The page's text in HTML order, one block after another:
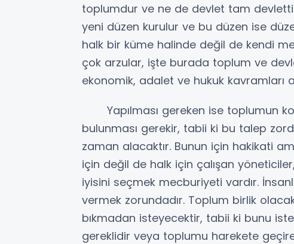
toplumdur ve ne de devlet tam
yeni düzen kurulur ve bu düzen ise
halk bir küme halinde değil de kendi
çok arzular, işte burada toplum ve
ekonomik, adalet ve hukuk kavramları
Yapılması gereken ise toplumun
bulunması gerekir, tabii ki bu talep
zaman alacaktır. Bunun için hakikati
için değil de halk için çalışan
iyisini seçmek mecburiyeti vardır.
vermek zorundadır. Toplum birlik
bıkmadan isteyecektir, tabii ki bunu
gereklidir veya toplumu harekete